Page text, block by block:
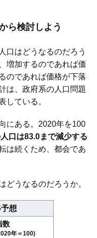
ら検討しよう
口はどうなるのだろう
増加するのであれば価
のであれば価格が下落
は、政府系の人口問題
している。
にある。2020年を100
口は83.0まで減少する
は続くため、都会であ
うなるのだろうか。
想
数
年＝100)